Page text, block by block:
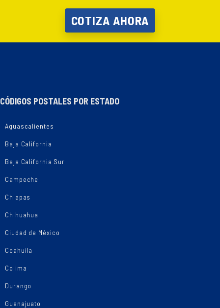
COTIZA AHORA
CÓDIGOS POSTALES POR ESTADO
Aguascalientes
Baja California
Baja California Sur
Campeche
Chiapas
Chihuahua
Ciudad de México
Coahuila
Colima
Durango
Guanajuato